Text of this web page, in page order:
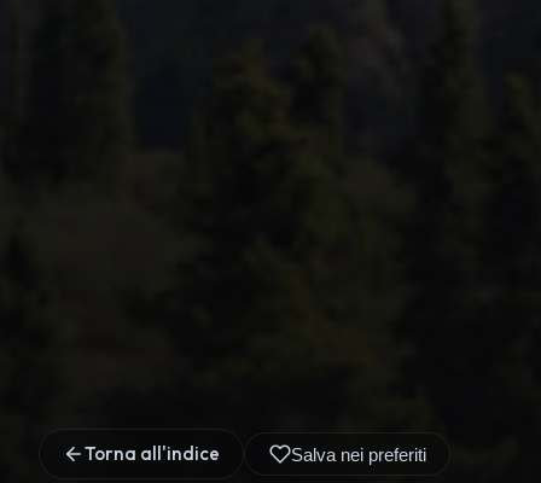
Torna all'indice Salva nei preferiti